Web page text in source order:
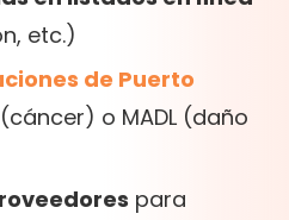
etc.)
de Puerto
o MADL (daño
para